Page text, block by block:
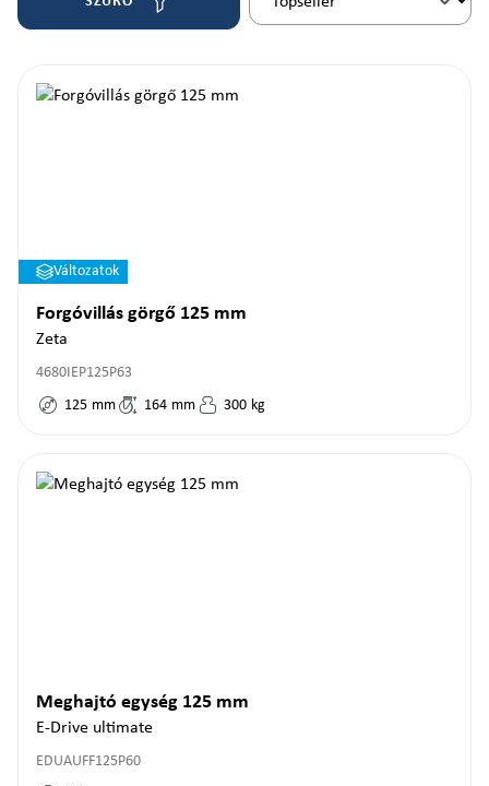
Változatok
Forgóvillás görgő 125 mm
Zeta
4680IEP125P63
125 mm 164 mm 300 kg
Meghajtó egység 125 mm
E-Drive ultimate
EDUAUFF125P60